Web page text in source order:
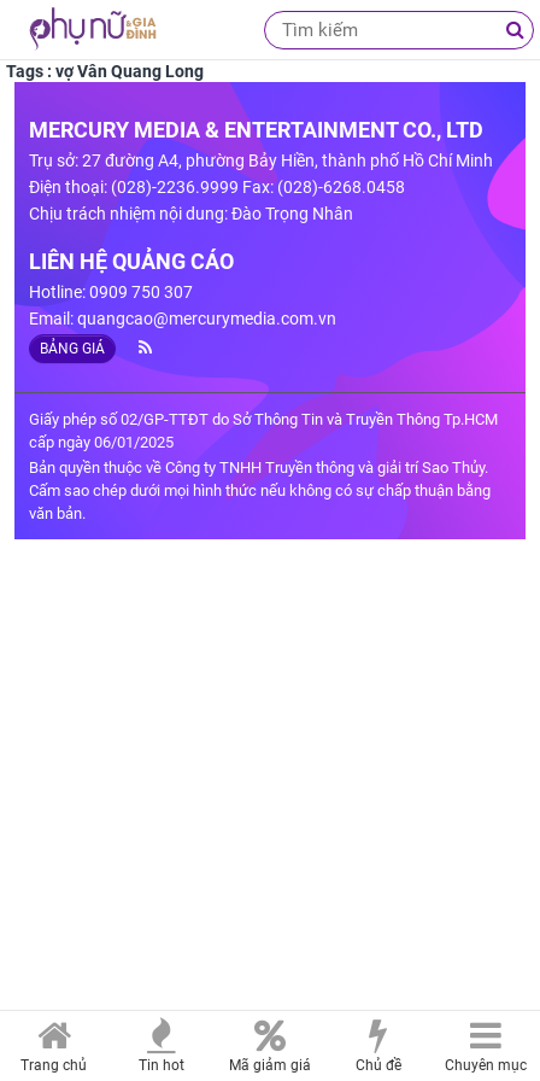
Tags : vợ Vân Quang Long
MERCURY MEDIA & ENTERTAINMENT CO., LTD
Trụ sở: 27 đường A4, phường Bảy Hiền, thành phố Hồ Chí Minh
Điện thoại: (028)-2236.9999 Fax: (028)-6268.0458
Chịu trách nhiệm nội dung: Đào Trọng Nhân
LIÊN HỆ QUẢNG CÁO
Hotline: 0909 750 307
Email:quangcao@mercurymedia.com.vn
BẢNG GIÁ
Giấy phép số 02/GP-TTĐT do Sở Thông Tin và Truyền Thông Tp.HCM
cấp ngày 06/01/2025
Bản quyền thuộc về Công ty TNHH Truyền thông và giải trí Sao Thủy.
Cấm sao chép dưới mọi hình thức nếu không có sự chấp thuận bằng
văn bản.
Trang chủ Tin hot Mã giảm giá Chủ đề Chuyên mục